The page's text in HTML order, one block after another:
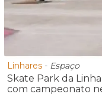
Linhares - Espaço
Skate Park da
com campeonato